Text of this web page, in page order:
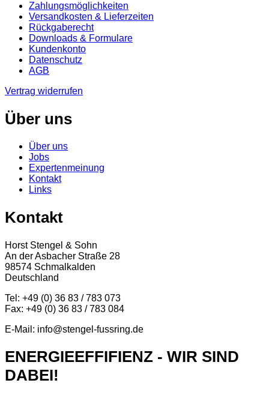
Zahlungsmöglichkeiten
Versandkosten & Lieferzeiten
Rückgaberecht
Downloads & Formulare
Kundenkonto
Datenschutz
AGB
Vertrag widerrufen
Über uns
Über uns
Jobs
Expertenmeinung
Kontakt
Links
Kontakt
Horst Stengel & Sohn
An der Asbacher Straße 28
98574 Schmalkalden
Deutschland
Tel: +49 (0) 36 83 / 783 073
Fax: +49 (0) 36 83 / 783 084
E-Mail: info@stengel-fussring.de
ENERGIEEFFIFIENZ - WIR SIND
DABEI!